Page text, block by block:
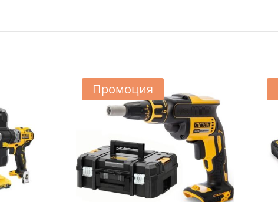
Промоция